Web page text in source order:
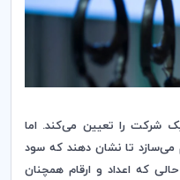
شرکت را تعیین می‌کند. اما
می‌سازد تا نشان دهند که سود
که اعداد و ارقام همچنان